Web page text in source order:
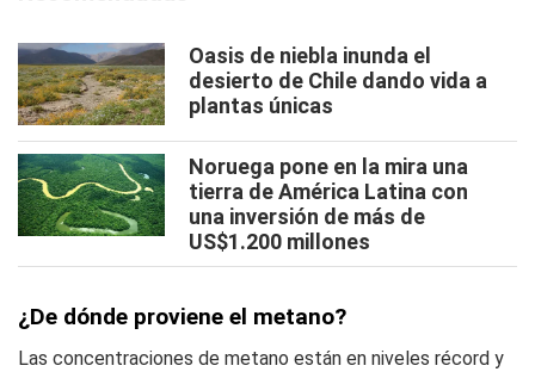
Oasis de niebla inunda el
desierto de Chile dando vida a
plantas únicas
Noruega pone en la mira una
tierra de América Latina con
una inversión de más de
US$1.200 millones
¿De dónde proviene el metano?
Las concentraciones de metano están en niveles récord y